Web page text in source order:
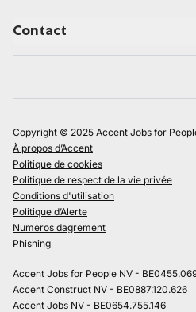
Contact
Copyright © 2025 Accent Jobs for
À propos d’Accent
Politique de cookies
Politique de respect de la vie privée
Conditions d'utilisation
Politique d’Alerte
Numeros dagrement
Phishing
Accent Jobs for People NV -
Accent Construct NV - BE0887.120.626
Accent Jobs NV - BE0654.755.146